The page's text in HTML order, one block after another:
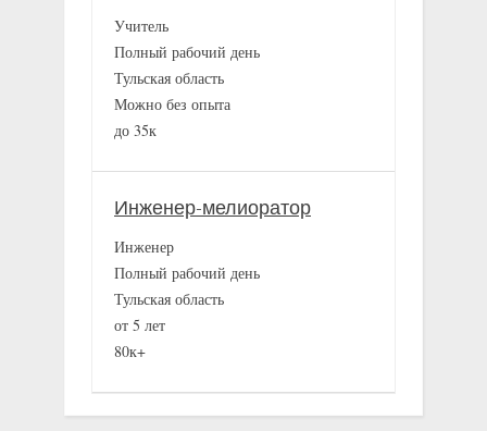
Учитель
Полный рабочий день
Тульская область
Можно без опыта
до 35к
Инженер-мелиоратор
Инженер
Полный рабочий день
Тульская область
от 5 лет
80к+